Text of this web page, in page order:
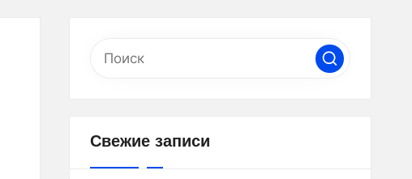
Свежие записи